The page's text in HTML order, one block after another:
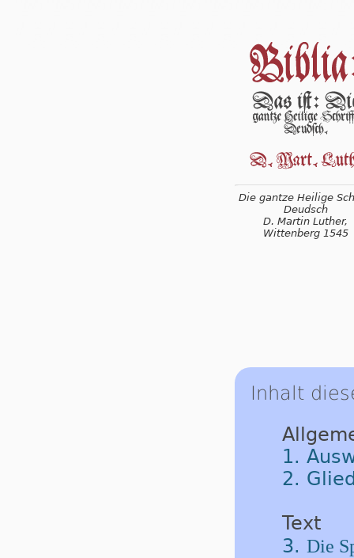
Die gantze Heilige
Deudsch
D. Martin Luther,
Wittenberg 1545
Inhalt
1.
2.
Text
3. Die